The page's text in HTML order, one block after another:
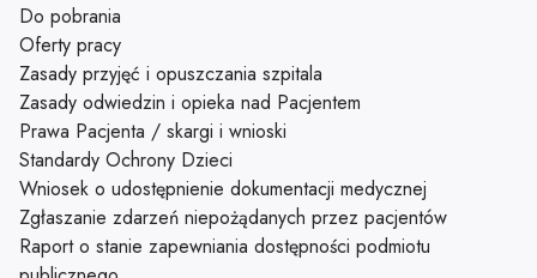
Do pobrania
Oferty pracy
Zasady przyjęć i opuszczania szpitala
Zasady odwiedzin i opieka nad Pacjentem
Prawa Pacjenta / skargi i wnioski
Standardy Ochrony Dzieci
Wniosek o udostępnienie dokumentacji medycznej
Zgłaszanie zdarzeń niepożądanych przez pacjentów
Raport o stanie zapewniania dostępności podmiotu